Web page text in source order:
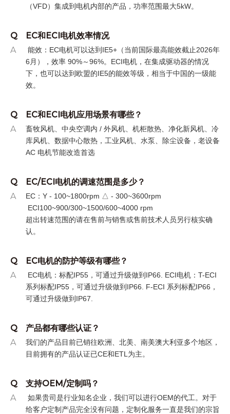
（VFD）集成到电机内部的产品，功率范围最大5kW。
Q
EC和ECI电机效率情况
A
能效：EC电机可以达到IE5+（当前国际最高能效截止2026年
6月），效率 90%～96%。 ECI电机，在集成驱动器的情况
下，也可以达到欧盟的IE5的能效等级，相当于中国的一级能
效。
Q
EC和ECI电机应用场景有哪些？
A
畜牧风机、中央空调内 / 外风机、机柜散热、净化新风机、冷
库风机、数据中心散热，工业风机、水泵、除尘设备，老设备
AC 电机节能改造首选
Q
EC/ECI电机的调速范围是多少？
A
EC：Y - 100~1800rpm △ - 300~3600rpm
ECI100~900/300~1500/600~4000 rpm
超出转速范围的请在售前与销售或售前技术人员另行核实确
认。
Q
EC电机的防护等级有哪些？
A
EC电机：标配IP55，可通过升级做到IP66. ECI电机：T-ECI
系列标配IP55，可通过升级做到IP66. F-ECI 系列标配IP66，
可通过升级做到IP67.
Q
产品都有哪些认证？
A
我们的产品目前已销往欧洲、北美、南美澳大利亚多个地区，
目前拥有的产品认证已CE和ETL为主。
Q
支持OEM/定制吗？
A
如果贵司是行业知名企业，我们可以进行OEM的代工。对于
给客户定制产品完全没有问题，定制化服务一直是我们的宗旨